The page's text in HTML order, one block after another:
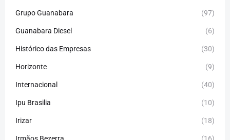
Grupo Guanabara (97)
Guanabara Diesel (6)
Histórico das Empresas (30)
Horizonte (9)
Internacional (40)
Ipu Brasilia (10)
Irizar (18)